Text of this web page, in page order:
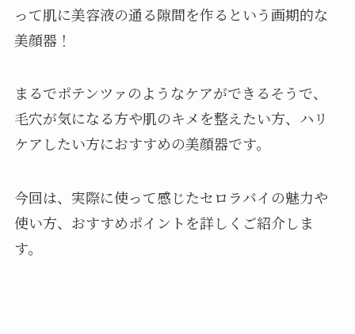
って肌に美容液の通る隙間を作るという画期的な
美顔器！
まるでポテンツァのようなケアができるそうで、
毛穴が気になる方や肌のキメを整えたい方、ハリ
ケアしたい方におすすめの美顔器です。
今回は、実際に使って感じたセロラバイの魅力や
使い方、おすすめポイントを詳しくご紹介しま
す。